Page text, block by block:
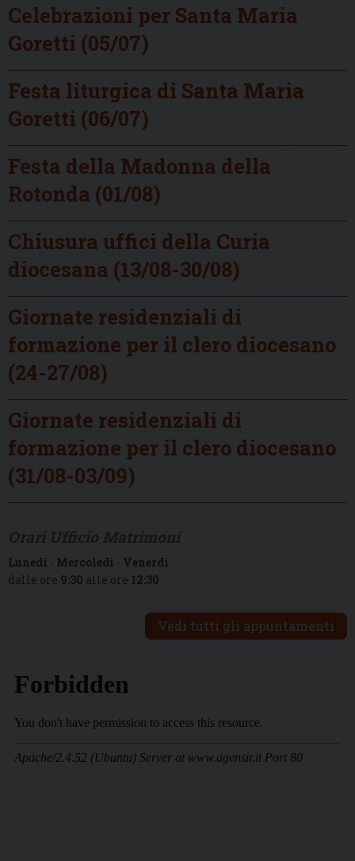
Celebrazioni per Santa Maria
Goretti (05/07)
Festa liturgica di Santa Maria
Goretti (06/07)
Festa della Madonna della
Rotonda (01/08)
Chiusura uffici della Curia
diocesana (13/08-30/08)
Giornate residenziali di
formazione per il clero diocesano
(24-27/08)
Giornate residenziali di
formazione per il clero diocesano
(31/08-03/09)
Lunedì - Mercoledì - Venerdì
dalle ore 9:30 alle ore 12:30
Vedi tutti gli appuntamenti